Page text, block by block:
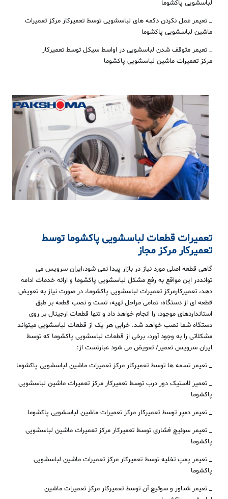
لباسشویی پاکشوما
_ تعیمر عمل نکردن دکمه های لباسشویی توسط تعمیرکار مرکز تعمیرات
ماشین لباسشویی پاکشوما
_ تعیمر متوقف شدن لباسشویی در اواسط سیکل توسط تعمیرکار
مرکز تعمیرات ماشین لباسشویی پاکشوما
تعمیرات قطعات لباسشویی پاکشوما توسط
تعمیرکار مرکز مجاز
گاهی قطعه اصلی مورد نیاز در بازار پیدا نمی شود،ایران سرویس می
توانددر این مواقع به رفع مشکل لباسشویی پاکشوما و ارائه خدمات ادامه
دهد، تعمیرکارمرکز تعمیرات لباسشویی پاکشوما، در صورت نیاز به تعویض
قطعه ای از دستگاه، تمامی مراحل تهیه، تست و نصب قطعه بر طبق
استانداردهای موجود، را انجام خواهد داد و تنها قطعات ارجینال بر روی
دستگاه شما نصب خواهد شد. خرابی هر یک از قطعات لباسشویی میتواند
مشکلاتی را به وجود آورد، برخی از قطعات لباسشویی پاکشوما که توسط
ایران سرویس تعمیر/ تعویض می شود عبارتست از:
_ تعیمر تسمه ها توسط تعمیرکار مرکز تعمیرات ماشین لباسشویی پاکشوما
_ تعمیر لاستیک دور درب توسط تعمیرکار مرکز تعمیرات ماشین لباسشویی
پاکشوما
_ تعیمر دمپر توسط تعمیرکار مرکز تعمیرات ماشین لباسشویی پاکشوما
_ تعیمر سوئیچ فشاری توسط تعمیرکار مرکز تعمیرات ماشین لباسشویی
پاکشوما
_ تعیمر پمپ تخلیه توسط تعمیرکار مرکز تعمیرات ماشین لباسشویی
پاکشوما
_ تعیمر شناور و سوئیچ آن توسط تعمیرکار مرکز تعمیرات ماشین